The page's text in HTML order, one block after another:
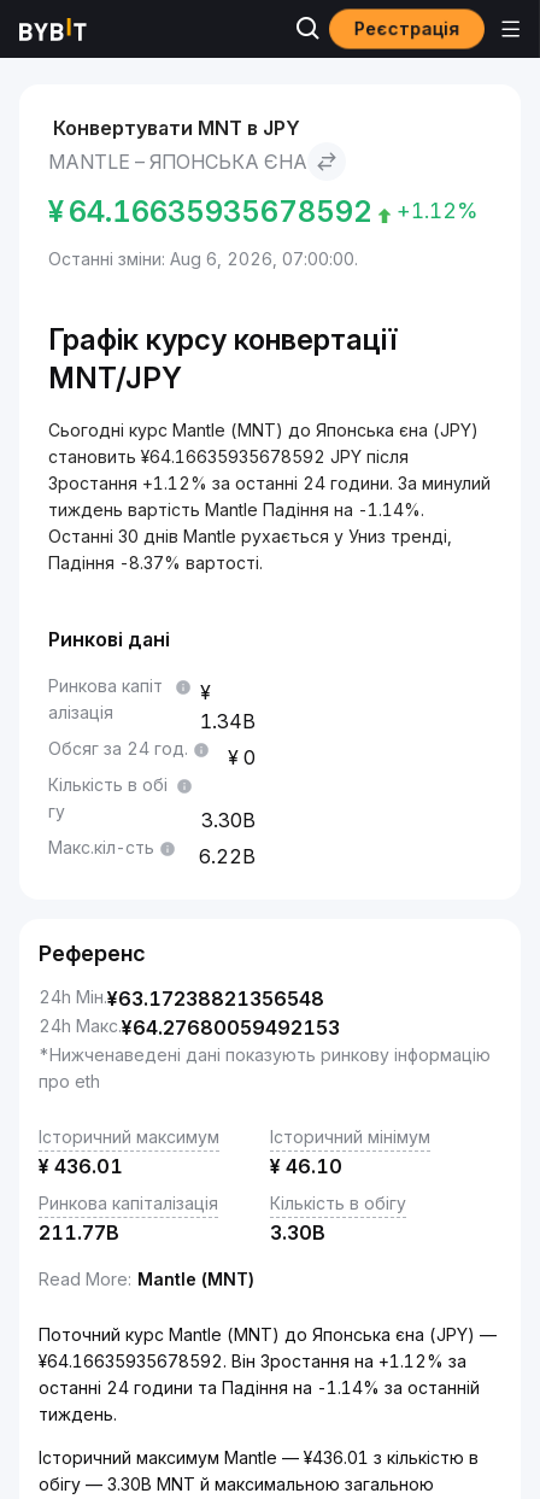
Реєстрація
Ринки Mantle to Японська єна
Конвертувати MNT в JPY
MANTLE – ЯПОНСЬКА ЄНА
¥64.16635935678592 +1.12%
Останні зміни: Aug 6, 2026, 07:00:00.
Графік курсу конвертації
MNT/JPY
Сьогодні курс Mantle (MNT) до Японська єна (JPY)
становить ¥64.16635935678592 JPY після
Зростання +1.12% за останні 24 години. За минулий
тиждень вартість Mantle Падіння на -1.14%.
Останні 30 днів Mantle рухається у Униз тренді,
Падіння -8.37% вартості.
Ринкові дані
Ринкова капіт
алізація
1.34B
Обсяг за 24 год. 0
Кількість в обі
гу
3.30B
Макс.кіл-сть 6.22B
Референс
24h Мін.¥63.17238821356548
24h Макс.¥64.27680059492153
*Нижченаведені дані показують ринкову інформацію
про eth
Історичний максимум
¥ 436.01
Історичний мінімум
¥ 46.10
Ринкова капіталізація
211.77B
Кількість в обігу
3.30B
Read More: Mantle (MNT)
Поточний курс Mantle (MNT) до Японська єна (JPY) —
¥64.16635935678592. Він Зростання на +1.12% за
останні 24 години та Падіння на -1.14% за останній
тиждень.
Історичний максимум Mantle — ¥436.01 з кількістю в
обігу — 3.30B MNT й максимальною загальною